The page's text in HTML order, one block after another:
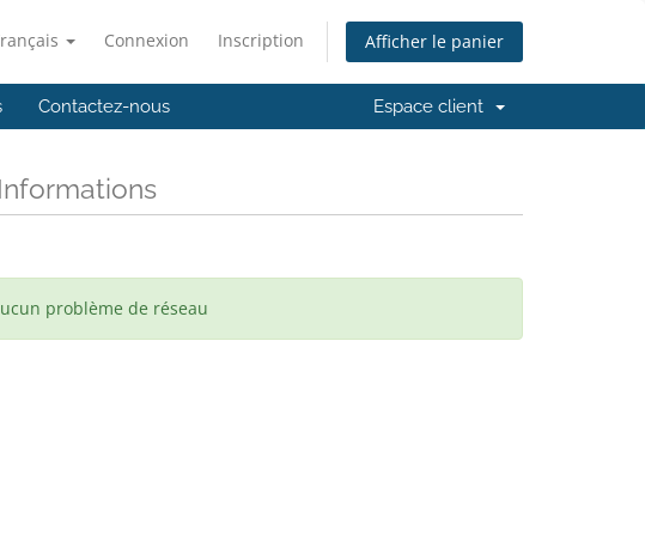
Connexion Inscription Afficher le panier
Contactez-nous Espace client
problème de réseau